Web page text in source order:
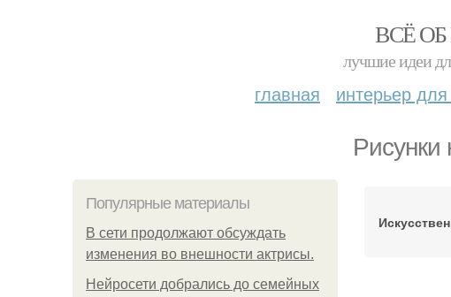
ВСЁ
лучшие идеи
главная интерьер
Рисунки
Популярные материалы
В сети продолжают обсуждать
изменения во внешности актрисы.
Нейросети добрались до семейных